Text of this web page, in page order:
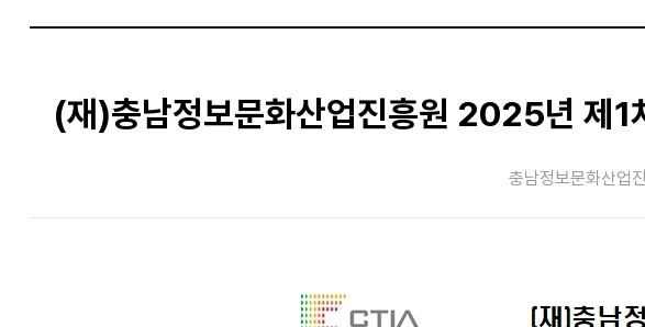
(재)충남정보문화산업진흥원 2025년 제1
충남정보문화산업